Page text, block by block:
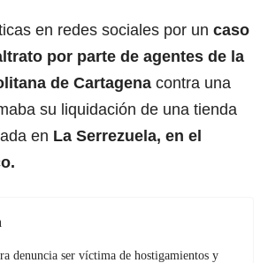
en redes sociales por un caso
por parte de agentes de la
de Cartagena contra una
su liquidación de una tienda
en La Serrezuela, en el
denuncia ser víctima de hostigamientos y